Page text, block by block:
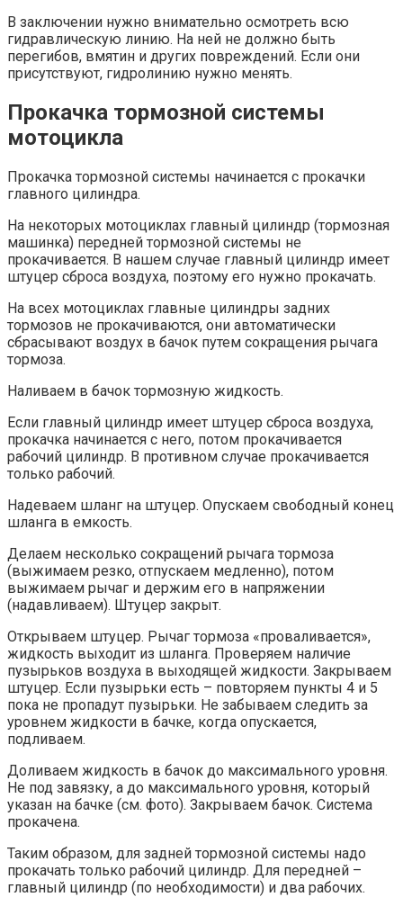
В заключении нужно внимательно осмотреть всю
гидравлическую линию. На ней не должно быть
перегибов, вмятин и других повреждений. Если они
присутствуют, гидролинию нужно менять.
Прокачка тормозной системы
мотоцикла
Прокачка тормозной системы начинается с прокачки
главного цилиндра.
На некоторых мотоциклах главный цилиндр (тормозная
машинка) передней тормозной системы не
прокачивается. В нашем случае главный цилиндр имеет
штуцер сброса воздуха, поэтому его нужно прокачать.
На всех мотоциклах главные цилиндры задних
тормозов не прокачиваются, они автоматически
сбрасывают воздух в бачок путем сокращения рычага
тормоза.
Наливаем в бачок тормозную жидкость.
Если главный цилиндр имеет штуцер сброса воздуха,
прокачка начинается с него, потом прокачивается
рабочий цилиндр. В противном случае прокачивается
только рабочий.
Надеваем шланг на штуцер. Опускаем свободный конец
шланга в емкость.
Делаем несколько сокращений рычага тормоза
(выжимаем резко, отпускаем медленно), потом
выжимаем рычаг и держим его в напряжении
(надавливаем). Штуцер закрыт.
Открываем штуцер. Рычаг тормоза «проваливается»,
жидкость выходит из шланга. Проверяем наличие
пузырьков воздуха в выходящей жидкости. Закрываем
штуцер. Если пузырьки есть – повторяем пункты 4 и 5
пока не пропадут пузырьки. Не забываем следить за
уровнем жидкости в бачке, когда опускается,
подливаем.
Доливаем жидкость в бачок до максимального уровня.
Не под завязку, а до максимального уровня, который
указан на бачке (см. фото). Закрываем бачок. Система
прокачена.
Таким образом, для задней тормозной системы надо
прокачать только рабочий цилиндр. Для передней –
главный цилиндр (по необходимости) и два рабочих.